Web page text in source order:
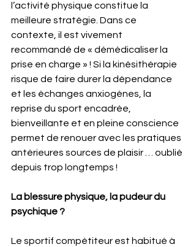
l’activité physique constitue la
meilleure stratégie. Dans ce
contexte, il est vivement
recommandé de « démédicaliser la
prise en charge » ! Si la kinésithérapie
risque de faire durer la dépendance
et les échanges anxiogènes, la
reprise du sport encadrée,
bienveillante et en pleine conscience
permet de renouer avec les pratiques
antérieures sources de plaisir … oublié
depuis trop longtemps !
La blessure physique, la pudeur du
psychique ?
Le sportif compétiteur est habitué à